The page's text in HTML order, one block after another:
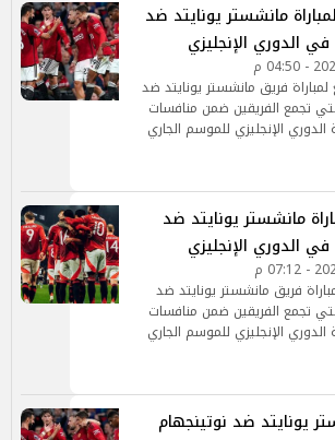
مانشستر يونايتد ضد
الدوري الإنجليزي
فريق مانشستر يونايتد ضد
تجمع الفريقين ضمن منافسات
من بطولة الدوري الإنجليزي للموسم الجاري
مانشستر يونايتد ضد
الدوري الإنجليزي
فريق مانشستر يونايتد ضد
تجمع الفريقين ضمن منافسات
من بطولة الدوري الإنجليزي للموسم الجاري
يونايتد ضد نوتينجهام